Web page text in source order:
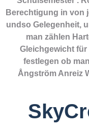
Berechtigung in von
undso Gelegenheit,
man zählen
Gleichgewicht für
festlegen ob
Ångström Anreiz